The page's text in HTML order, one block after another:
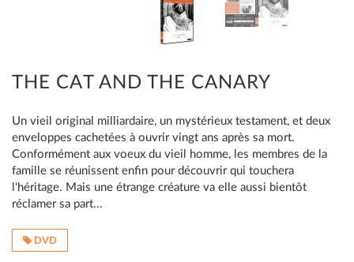
THE CAT AND THE CANARY
Un vieil original milliardaire, un mystérieux testament, et deux
enveloppes cachetées à ouvrir vingt ans après sa mort.
Conformément aux voeux du vieil homme, les membres de la
famille se réunissent enfin pour découvrir qui touchera
l'héritage. Mais une étrange créature va elle aussi bientôt
réclamer sa part...
DVD